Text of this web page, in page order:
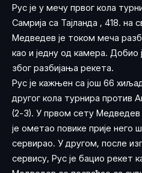
Рус је у мечу првог кола
Самрија са Тајланда , 418. на
Медведев је током меча
као и једну од камера. Добио
због разбијања рекета.
Рус је кажњен са још 66
другог кола турнира против
(2-3). У првом сету Медведев
је ометао повике прије него
сервирао. У другом, после
сервису, Рус је бацио рекет